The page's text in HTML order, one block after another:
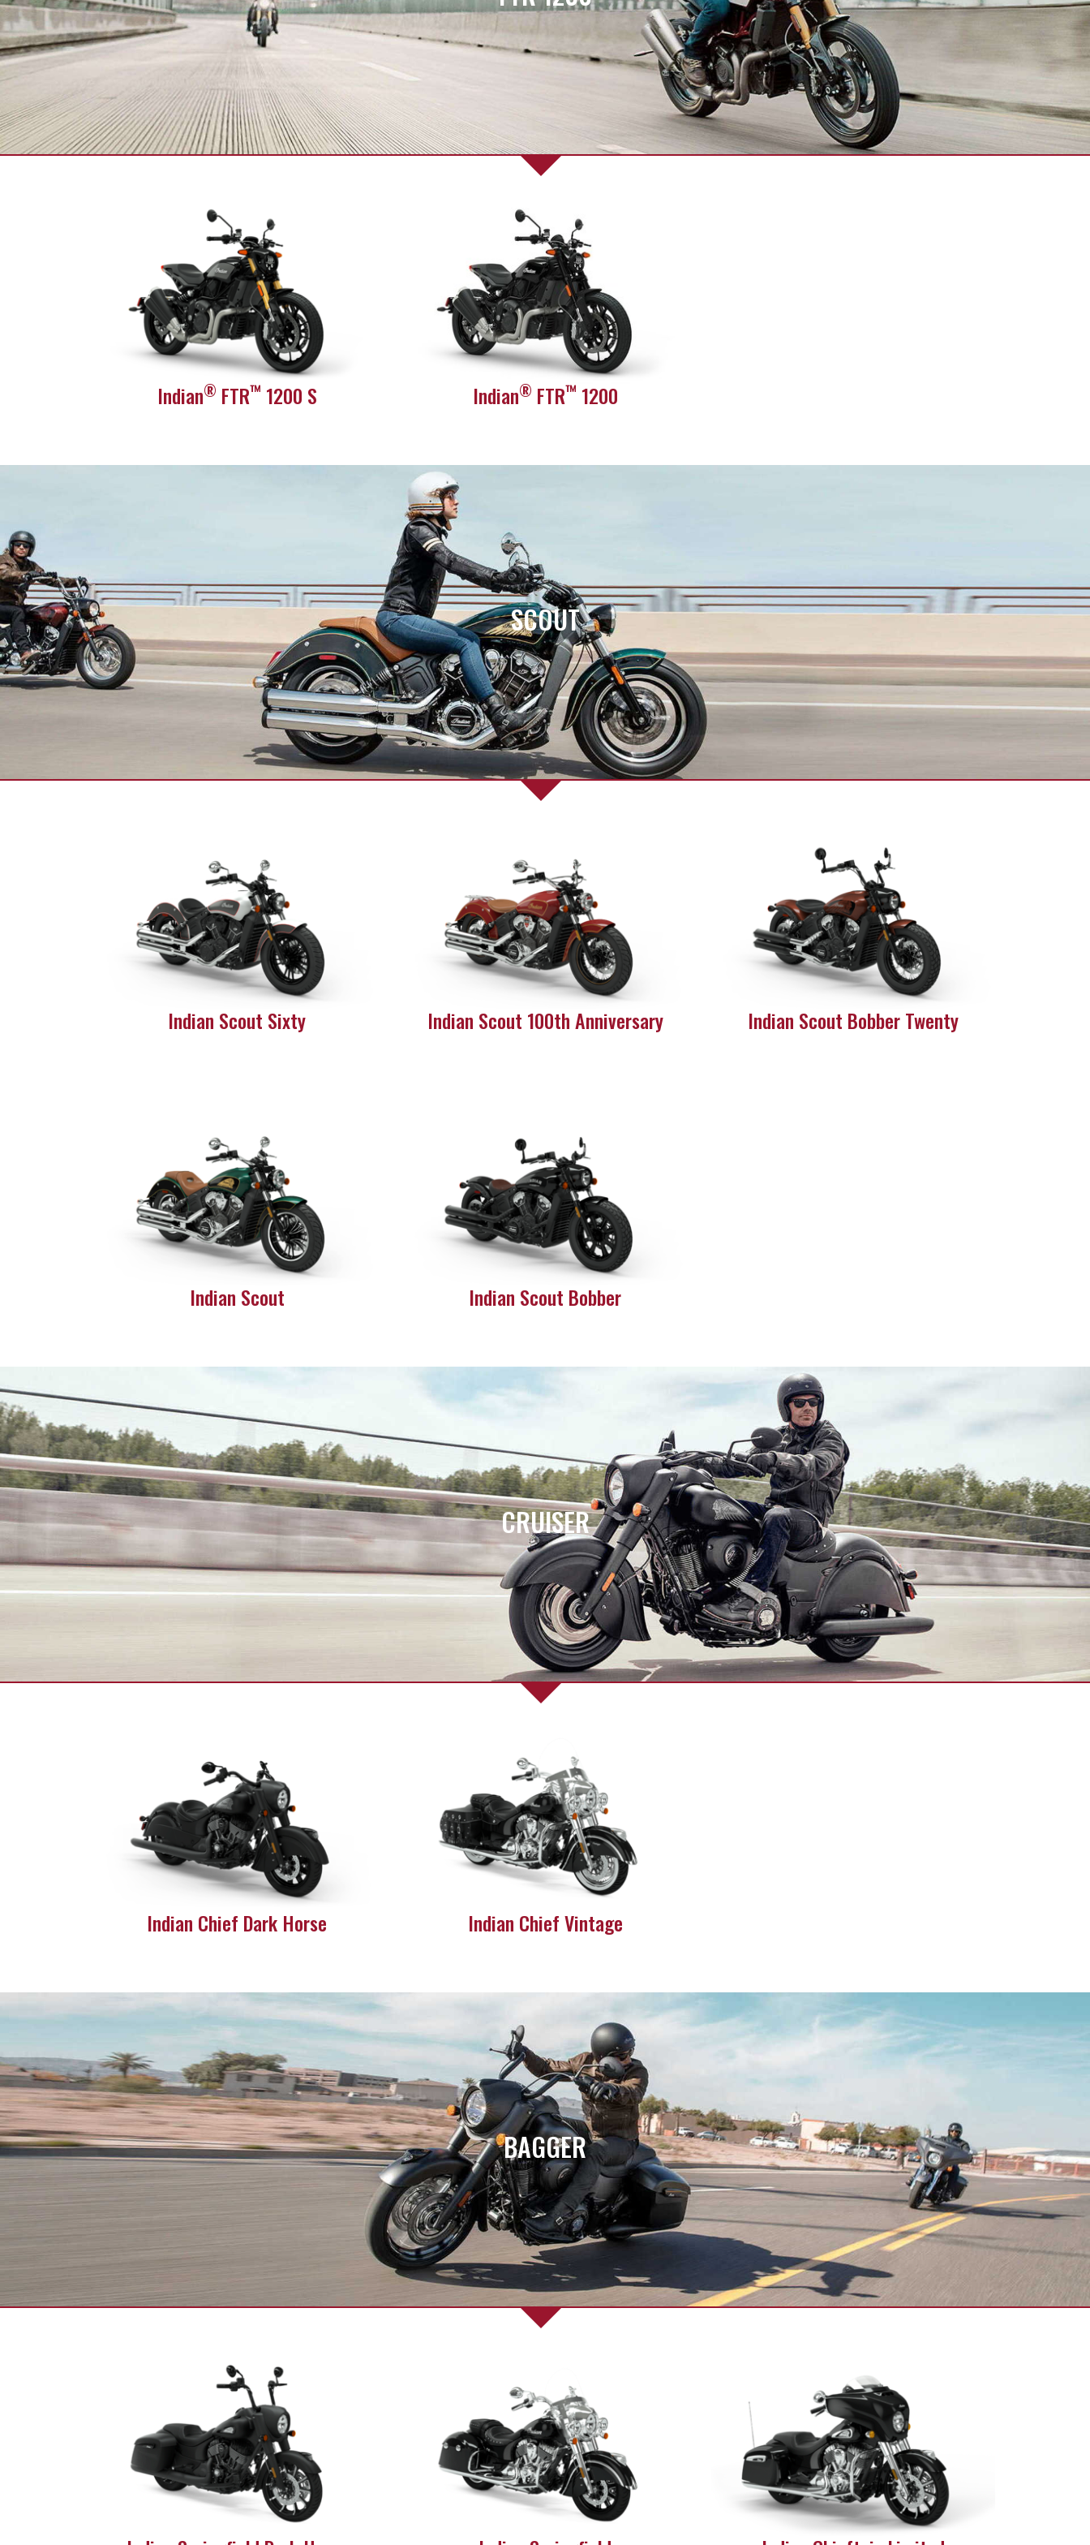
Indian® FTR™ 1200 S Indian® FTR™ 1200
SCOUT
Indian Scout Sixty Indian Scout 100th Anniversary Indian Scout Bobber Twenty
Indian Scout Indian Scout Bobber
CRUISER
Indian Chief Dark Horse Indian Chief Vintage
BAGGER